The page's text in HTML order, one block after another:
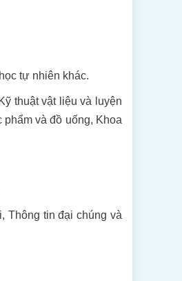
tự nhiên khác.
thuật vật liệu và luyện
và đồ uống, Khoa
Thông tin đại chúng và